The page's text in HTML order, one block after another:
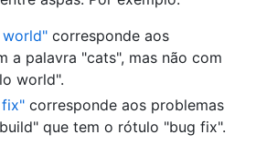
world" corresponde aos
a palavra "cats", mas não com
world".
corresponde aos problemas
que tem o rótulo "bug fix".